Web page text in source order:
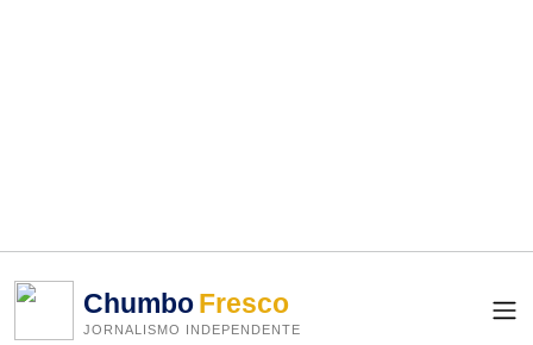
ChumboFresco
JORNALISMO INDEPENDENTE